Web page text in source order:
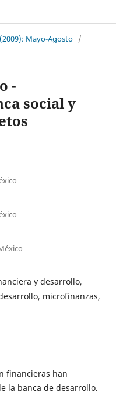
Mayo-Agosto /
-
social y
y desarrollo,
microfinanzas,
financieras han
la banca de desarrollo.